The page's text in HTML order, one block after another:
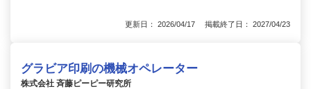
更新日： 2026/04/17 掲載終了日： 2027/04/23
グラビア印刷の機械オペレーター
株式会社 斉藤ピーピー研究所